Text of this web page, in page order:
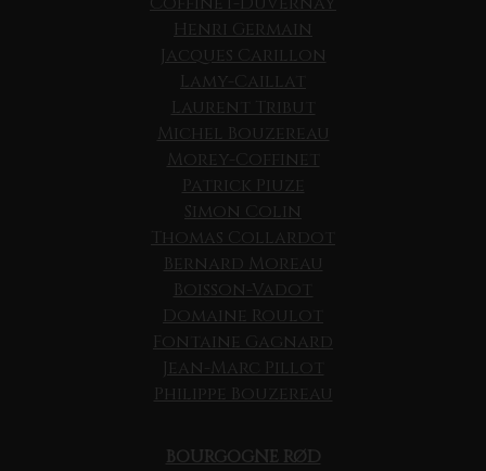
Henri Germain
Jacques Carillon
Lamy-Caillat
Laurent Tribut
Michel Bouzereau
Morey-Coffinet
Patrick Piuze
Simon Colin
Thomas Collardot
Bernard Moreau
Boisson-Vadot
Domaine Roulot
Fontaine Gagnard
Jean-Marc Pillot
Philippe Bouzereau
BOURGOGNE RØD